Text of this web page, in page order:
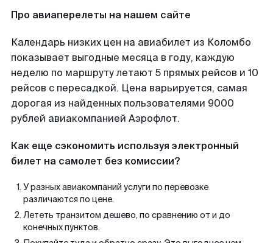
Про авиаперелеты на нашем сайте
Календарь низких цен на авиабилет из Коломбо
показывает выгодные месяца в году, каждую
неделю по маршруту летают 5 прямых рейсов и 10
рейсов с пересадкой. Цена варьируется, самая
дорогая из найденных пользователями 9000
рублей авиакомпанией Аэрофлот.
Как еще сэкономить используя электронный
билет на самолет без комиссии?
У разных авиакомпаний услуги по перевозке
различаются по цене.
Лететь транзитом дешево, по сравнению от и до
конечных пунктов.